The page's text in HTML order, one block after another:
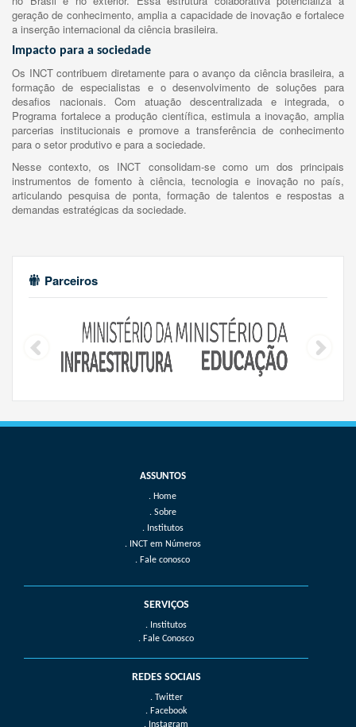
geração de conhecimento, amplia a capacidade de inovação e fortalece
a inserção internacional da ciência brasileira.
Impacto para a sociedade
Os INCT contribuem diretamente para o avanço da ciência brasileira, a
formação de especialistas e o desenvolvimento de soluções para
desafios nacionais. Com atuação descentralizada e integrada, o
Programa fortalece a produção científica, estimula a inovação, amplia
parcerias institucionais e promove a transferência de conhecimento
para o setor produtivo e para a sociedade.
Nesse contexto, os INCT consolidam-se como um dos principais
instrumentos de fomento à ciência, tecnologia e inovação no país,
articulando pesquisa de ponta, formação de talentos e respostas a
demandas estratégicas da sociedade.
Parceiros
Home
Sobre
Institutos
INCT em Números
Fale conosco
SERVIÇOS
. Institutos
. Fale Conosco
REDES SOCIAIS
. Twitter
. Facebook
. Instagram